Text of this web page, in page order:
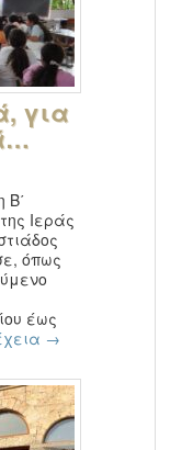
για
Β΄
Ιεράς
όπως
έως
→